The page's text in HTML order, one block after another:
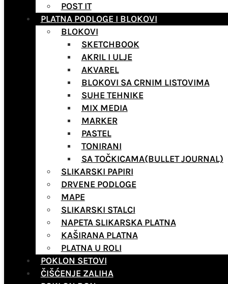
POST IT
PLATNA PODLOGE I BLOKOVI
BLOKOVI
SKETCHBOOK
AKRIL I ULJE
AKVAREL
BLOKOVI SA CRNIM LISTOVIMA
SUHE TEHNIKE
MIX MEDIA
MARKER
PASTEL
TONIRANI
SA TOČKICAMA(BULLET JOURNAL)
SLIKARSKI PAPIRI
DRVENE PODLOGE
MAPE
SLIKARSKI STALCI
NAPETA SLIKARSKA PLATNA
KAŠIRANA PLATNA
PLATNA U ROLI
POKLON SETOVI
ČIŠĆENJE ZALIHA